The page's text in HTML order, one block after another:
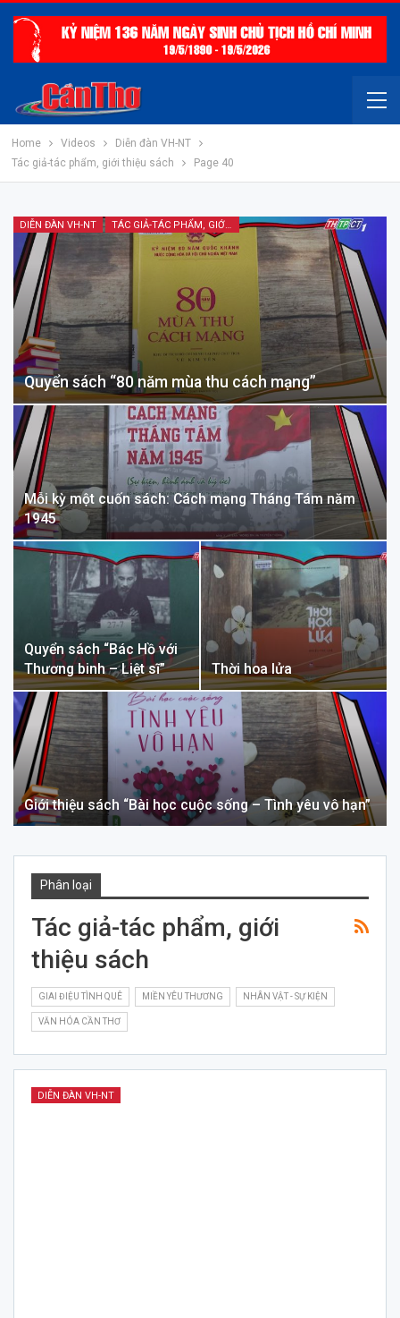
Home Videos
Diễn đàn VH-NT
Tác giả-tác phẩm, giới thiệu sách
Page 40
DIỄN ĐÀN VH-NT TÁC GIẢ-TÁC PHẨM, GIỚI THIỆU SÁCH
Quyển sách “80 năm mùa thu cách mạng”
Mỗi kỳ một cuốn sách: Cách mạng Tháng Tám năm
1945
Quyển sách “Bác Hồ với
Thương binh – Liệt sĩ”
Thời hoa lửa
Giới thiệu sách “Bài học cuộc sống – Tình yêu vô hạn”
Phân loại
Tác giả-tác phẩm, giới
thiệu sách
GIAI ĐIỆU TÌNH QUÊ MIỀN YÊU THƯƠNG NHÂN VẬT - SỰ KIỆN
VĂN HÓA CẦN THƠ
DIỄN ĐÀN VH-NT